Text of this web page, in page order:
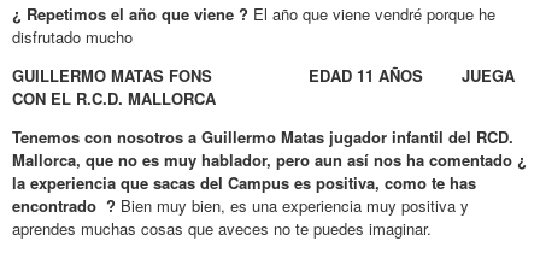
¿ Repetimos el año que viene ? El año que viene vendré porque he
disfrutado mucho
GUILLERMO MATAS FONS EDAD 11 AÑOS JUEGA
CON EL R.C.D. MALLORCA
Tenemos con nosotros a Guillermo Matas jugador infantil del RCD.
Mallorca, que no es muy hablador, pero aun así nos ha comentado ¿
la experiencia que sacas del Campus es positiva, como te has
encontrado ? Bien muy bien, es una experiencia muy positiva y
aprendes muchas cosas que aveces no te puedes imaginar.